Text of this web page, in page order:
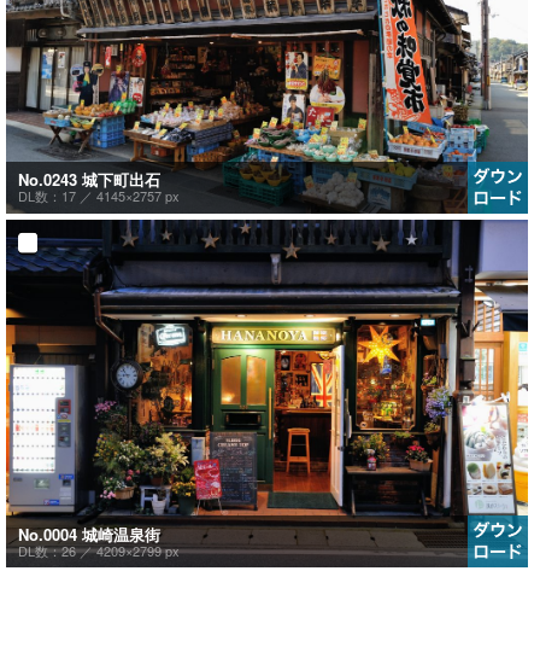
No.0243 城下町出石
DL数：17 ／ 4145×2757 px
No.0004 城崎温泉街
DL数：26 ／4209×2799 px